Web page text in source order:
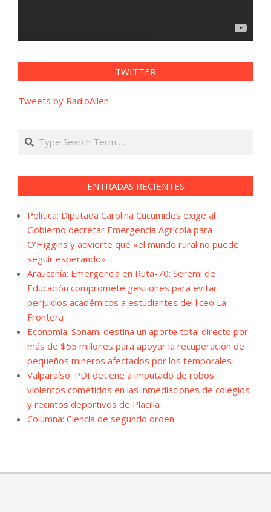
TWITTER
Tweets by RadioAllen
Search
ENTRADAS RECIENTES
Política: Diputada Carolina Cucumides exige al
Gobierno decretar Emergencia Agrícola para
O’Higgins y advierte que «el mundo rural no puede
seguir esperando»
Araucanía: Emergencia en Ruta-70: Seremi de
Educación compromete gestiones para evitar
perjuicios académicos a estudiantes del liceo La
Frontera
Economía: Sonami destina un aporte total directo por
más de $55 millones para apoyar la recuperación de
pequeños mineros afectados por los temporales
Valparaíso: PDI detiene a imputado de robos
violentos cometidos en las inmediaciones de colegios
y recintos deportivos de Placilla
Columna: Ciencia de segundo orden